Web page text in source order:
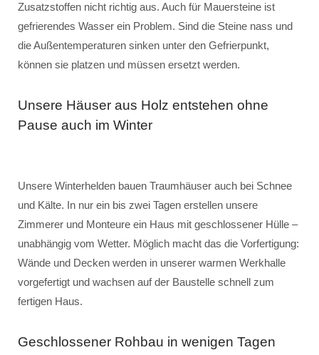
Zusatzstoffen nicht richtig aus. Auch für Mauersteine ist
gefrierendes Wasser ein Problem. Sind die Steine nass und
die Außentemperaturen sinken unter den Gefrierpunkt,
können sie platzen und müssen ersetzt werden.
Unsere Häuser aus Holz entstehen ohne
Pause auch im Winter
Unsere Winterhelden bauen Traumhäuser auch bei Schnee
und Kälte. In nur ein bis zwei Tagen erstellen unsere
Zimmerer und Monteure ein Haus mit geschlossener Hülle –
unabhängig vom Wetter. Möglich macht das die Vorfertigung:
Wände und Decken werden in unserer warmen Werkhalle
vorgefertigt und wachsen auf der Baustelle schnell zum
fertigen Haus.
Geschlossener Rohbau in wenigen Tagen